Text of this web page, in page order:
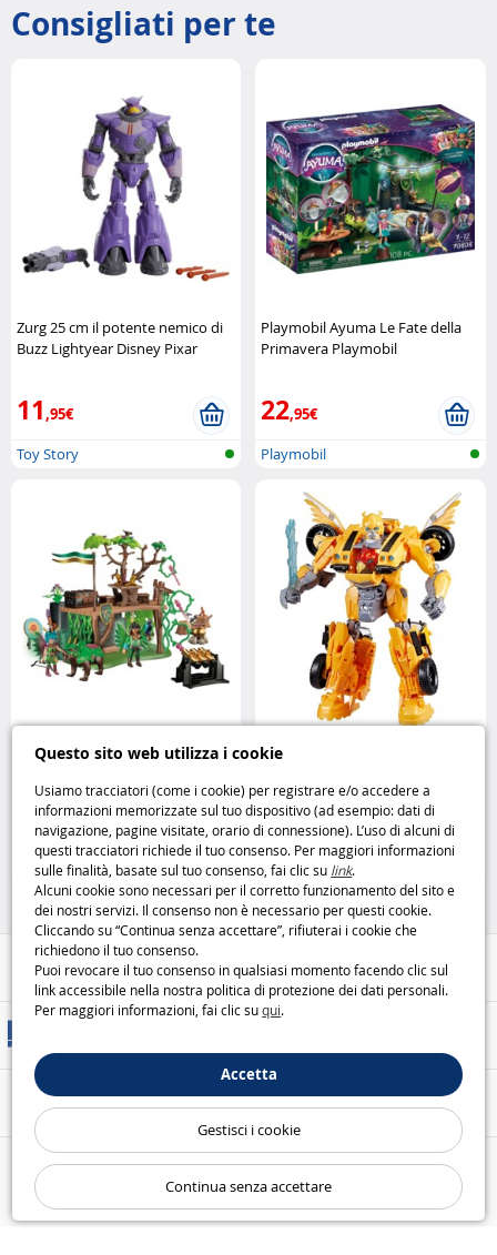
Questo sito web utilizza i cookie
Usiamo tracciatori (come i cookie) per registrare e/o accedere a
informazioni memorizzate sul tuo dispositivo (ad esempio: dati di
navigazione, pagine visitate, orario di connessione). L’uso di alcuni di
questi tracciatori richiede il tuo consenso. Per maggiori informazioni
sulle finalità, basate sul tuo consenso, fai clic su link.
Alcuni cookie sono necessari per il corretto funzionamento del sito e
dei nostri servizi. Il consenso non è necessario per questi cookie.
Cliccando su “Continua senza accettare”, rifiuterai i cookie che
richiedono il tuo consenso.
Puoi revocare il tuo consenso in qualsiasi momento facendo clic sul
link accessibile nella nostra politica di protezione dei dati personali.
Per maggiori informazioni, fai clic suqui.
Accetta
Gestisci i cookie
Continua senza accettare
Consigliati per te
Zurg 25 cm il potente nemico di
Buzz Lightyear Disney Pixar
11,95€
Toy Story
Playmobil Ayuma Le Fate della
Primavera Playmobil
22,95€
Playmobil
Playmobil Ayuma Campo di
addestramento delle fate
Playmobil
19,95€
Playmobil
Transformers Bumblebee Rise of
in azione Hasbro
27,95€
Figurine
Aiuto / Contatti
Pagamento sicuro
Le nostre garanzie